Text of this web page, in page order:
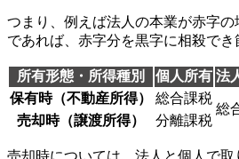
つまり、例えば法人の本業が赤字
であれば、赤字分を黒字に相殺でき
所有形態・所得種別 個人所有 法
保有時（不動産所得）
総合課税
総
売却時（譲渡所得） 分離課税
売却時については、法人と個人で